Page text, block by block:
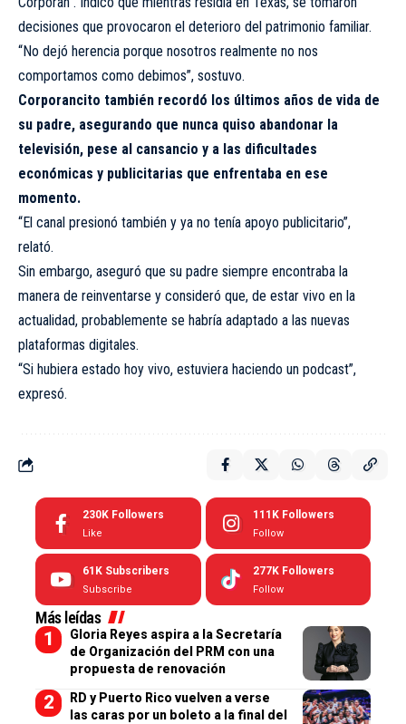
decisiones que provocaron el deterioro del patrimonio familiar.
“No dejó herencia porque nosotros realmente no nos
comportamos como debimos”, sostuvo.
Corporancito también recordó los últimos años de vida de
su padre, asegurando que nunca quiso abandonar la
televisión, pese al cansancio y a las dificultades
económicas y publicitarias que enfrentaba en ese
momento.
“El canal presionó también y ya no tenía apoyo publicitario”,
relató.
Sin embargo, aseguró que su padre siempre encontraba la
manera de reinventarse y consideró que, de estar vivo en la
actualidad, probablemente se habría adaptado a las nuevas
plataformas digitales.
“Si hubiera estado hoy vivo, estuviera haciendo un podcast”,
expresó.
230K Followers
Like
111K Followers
Follow
61K Subscribers
Subscribe
277K Followers
Follow
Más leídas
Gloria Reyes aspira a la Secretaría
de Organización del PRM con una
propuesta de renovación
RD y Puerto Rico vuelven a verse
las caras por un boleto a la final del